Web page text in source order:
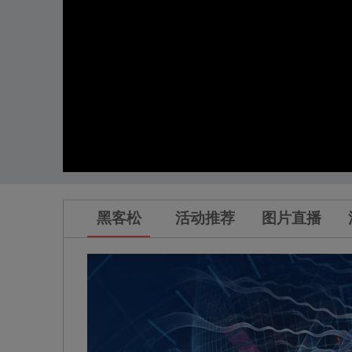
黑客松 活动推荐 图片直播